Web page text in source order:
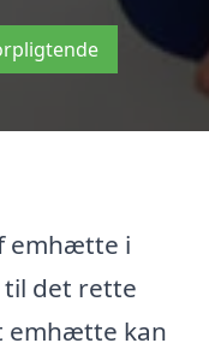
emhætte i
til det rette
emhætte kan